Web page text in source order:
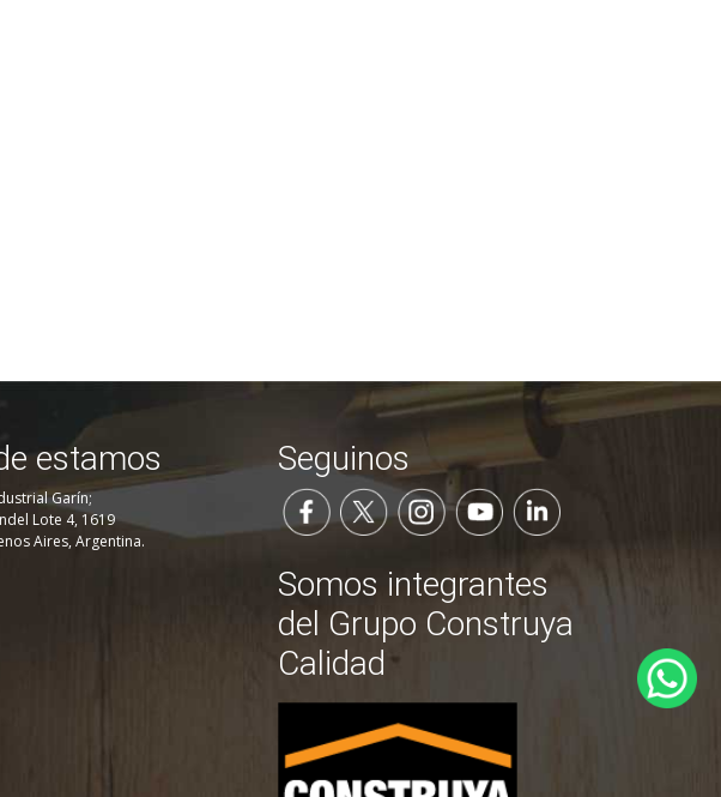
estamos
Garín;
Lote 4, 1619
Aires, Argentina.
Seguinos
Somos integrantes
del Grupo Construya
Calidad